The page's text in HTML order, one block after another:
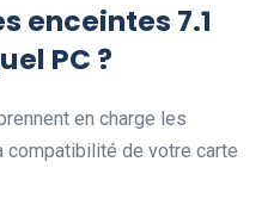
enceintes 7.1
PC ?
en charge les
de votre carte